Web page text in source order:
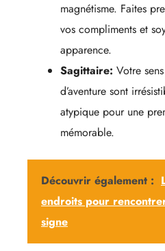
magnétisme. Faites
vos compliments et
apparence.
Sagittaire: Votre
d’aventure sont
atypique pour une
mémorable.
Découvrir également :
endroits pour
signe